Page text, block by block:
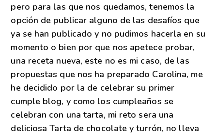
pero para las que nos quedamos, tenemos la
opción de publicar alguno de las desafíos que
ya se han publicado y no pudimos hacerla en su
momento o bien por que nos apetece probar,
una receta nueva, este no es mi caso, de las
propuestas que nos ha preparado Carolina, me
he decidido por la de celebrar su primer
cumple blog, y como los cumpleaños se
celebran con una tarta, mi reto sera una
deliciosa Tarta de chocolate y turrón, no lleva